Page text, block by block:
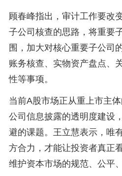
顾春峰指出，审计工作要改
子公司核查的思路，将重要
围，加大对核心重要子公司
账务核查、实物资产盘点、
性等事项。
当前A股市场正从重上市主
公司信息披露的透明度建设
避的课题。王立慧表示，唯
方合力，才能让投资者真正
维护资本市场的规范、公平